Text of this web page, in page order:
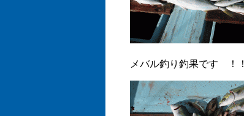
メバル釣り釣果です ！！